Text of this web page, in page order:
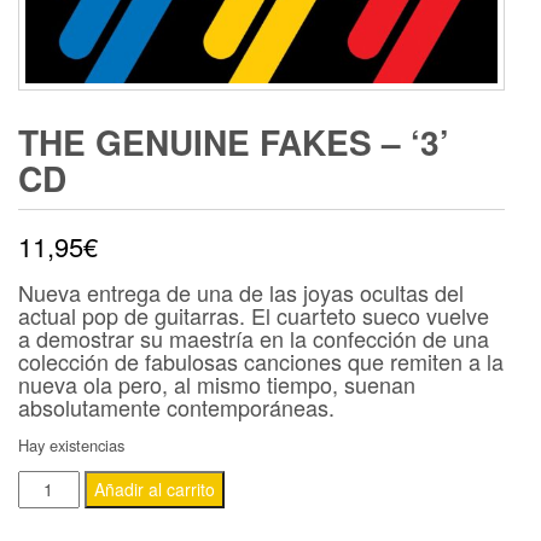
THE GENUINE FAKES – ‘3’
CD
11,95€
Nueva entrega de una de las joyas ocultas del
actual pop de guitarras. El cuarteto sueco vuelve
a demostrar su maestría en la confección de una
colección de fabulosas canciones que remiten a la
nueva ola pero, al mismo tiempo, suenan
absolutamente contemporáneas.
Hay existencias
THE
GENUINE
Añadir al carrito